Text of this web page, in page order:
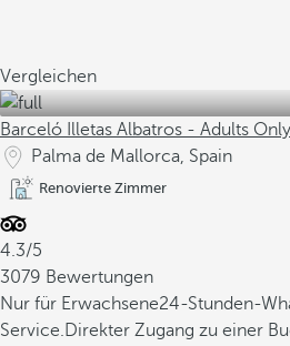
Vergleichen
Barceló Illetas Albatros - Adults Only
Palma de Mallorca, Spain
Renovierte Zimmer
4.3/5
3079 Bewertungen
Nur für Erwachsene24-Stunden-
Service.Direkter Zugang zu einer